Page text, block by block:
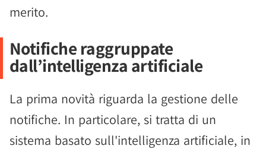
merito.
Notifiche raggruppate
dall’intelligenza artificiale
La prima novità riguarda la gestione delle
notifiche. In particolare, si tratta di un
sistema basato sull'intelligenza artificiale, in